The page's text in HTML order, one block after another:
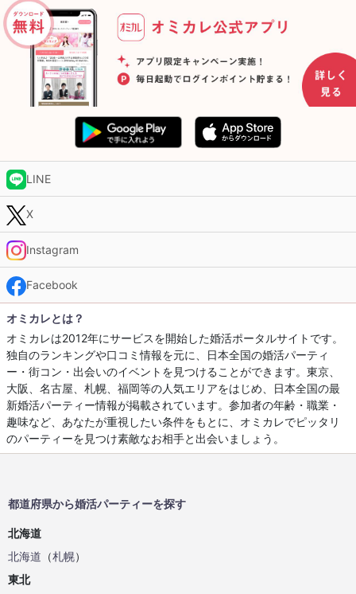
LINE
X
Instagram
Facebook
オミカレとは？
オミカレは2012年にサービスを開始した婚活ポータルサイトです。
独自のランキングや口コミ情報を元に、日本全国の婚活パーティ
ー・街コン・出会いのイベントを見つけることができます。東京、
大阪、名古屋、札幌、福岡等の人気エリアをはじめ、日本全国の最
新婚活パーティー情報が掲載されています。参加者の年齢・職業・
趣味など、あなたが重視したい条件をもとに、オミカレでピッタリ
のパーティーを見つけ素敵なお相手と出会いましょう。
都道府県から婚活パーティーを探す
北海道
北海道 （札幌）
東北